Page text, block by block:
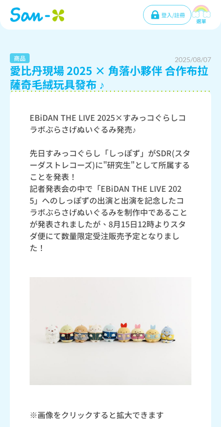
登入/註冊
選單
商品 2025/08/07
愛比丹現場 2025 × 角落小夥伴 合作布拉
薩奇毛絨玩具發布 ♪
EBiDAN THE LIVE 2025×すみっコぐらしコ
ラボぶらさげぬいぐるみ発売♪
先日すみっコぐらし「しっぽず」がSDR(スタ
ーダストレコーズ)に"研究生"として所属する
ことを発表！
記者発表会の中で「EBiDAN THE LIVE 202
5」へのしっぽずの出演と出演を記念したコ
ラボぶらさげぬいぐるみを制作中であること
が発表されましたが、8月15日12時よりスタ
ダ便にて数量限定受注販売予定となりまし
た！
※画像をクリックすると拡大できます